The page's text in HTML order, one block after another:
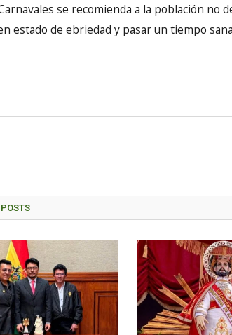
se recomienda a la población no
estado de ebriedad y pasar un tiempo
POSTS